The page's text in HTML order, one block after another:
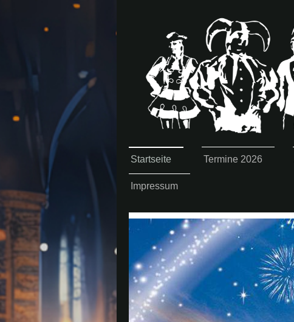
Startseite Termine 2026
Impressum